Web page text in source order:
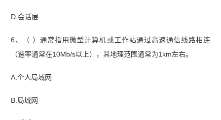
D.会话层
6、（ ）通常指用微型计算机或工作站通过高速通信线路相连
（速率通常在10Mb/s以上），其地理范围通常为1km左右。
A.个人局域网
B.局域网